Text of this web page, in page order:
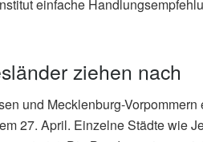
einfache
ziehen nach
und Mecklenburg-
27. April. Einzelne Städte wie